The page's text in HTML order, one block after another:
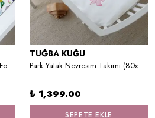
Bebek Boy Lastikli Çarşaf Seti - For Baby Serisi - Küçük Prens ve Tilki
TUĞBA KUĞU
Park Yatak Nevresim Takımı (80x120) - Pink Royal Series - Y Harfi
₺ 1,399.00
SEPETE EKLE